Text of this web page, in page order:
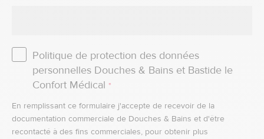
Politique de protection des données
personnelles Douches & Bains et Bastide le
Confort Médical *
En remplissant ce formulaire j'accepte de recevoir de la
documentation commerciale de Douches & Bains et d'être
recontacté à des fins commerciales, pour obtenir plus